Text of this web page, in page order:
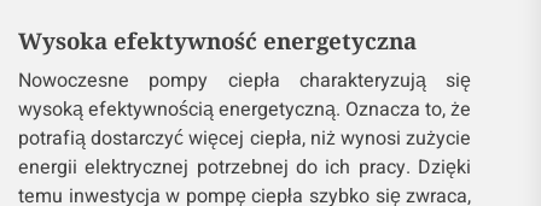
Wysoka efektywność energetyczna
Nowoczesne pompy ciepła charakteryzują się
wysoką efektywnością energetyczną. Oznacza to, że
potrafią dostarczyć więcej ciepła, niż wynosi zużycie
energii elektrycznej potrzebnej do ich pracy. Dzięki
temu inwestycja w pompę ciepła szybko się zwraca,